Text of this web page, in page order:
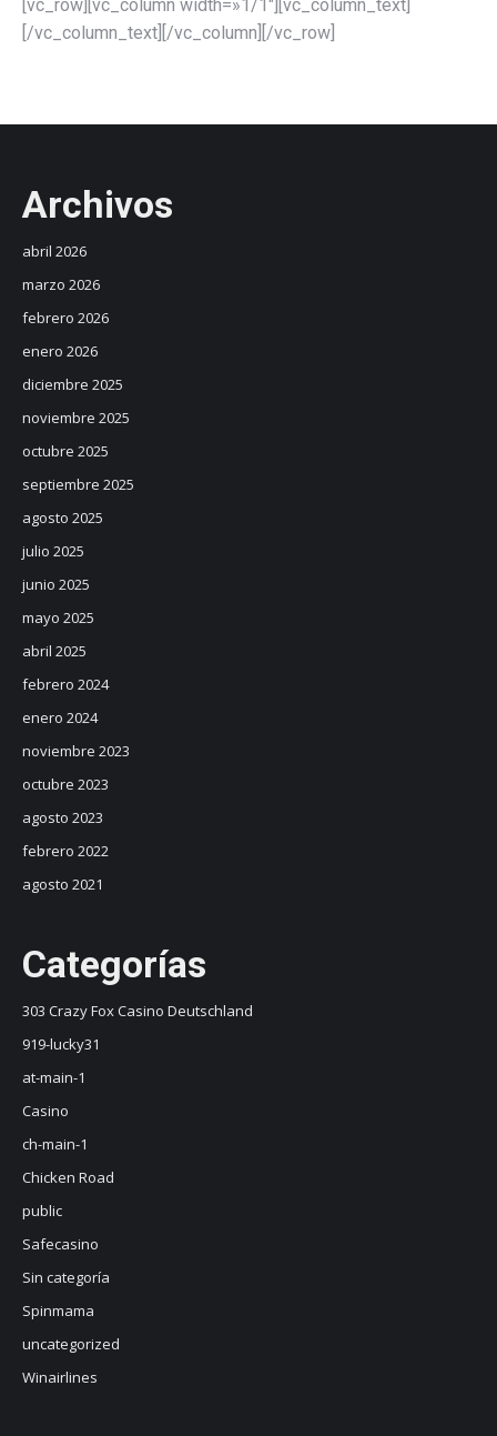
[vc_row][vc_column width=»1/1″][vc_column_text]
[/vc_column_text][/vc_column][/vc_row]
Archivos
abril 2026
marzo 2026
febrero 2026
enero 2026
diciembre 2025
noviembre 2025
octubre 2025
septiembre 2025
agosto 2025
julio 2025
junio 2025
mayo 2025
abril 2025
febrero 2024
enero 2024
noviembre 2023
octubre 2023
agosto 2023
febrero 2022
agosto 2021
Categorías
303 Crazy Fox Casino Deutschland
919-lucky31
at-main-1
Casino
ch-main-1
Chicken Road
public
Safecasino
Sin categoría
Spinmama
uncategorized
Winairlines